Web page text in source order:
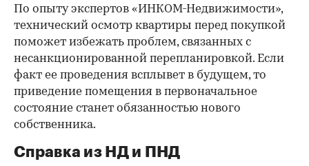
По опыту экспертов «ИНКОМ-Недвижимости»,
технический осмотр квартиры перед покупкой
поможет избежать проблем, связанных с
несанкционированной перепланировкой. Если
факт ее проведения всплывет в будущем, то
приведение помещения в первоначальное
состояние станет обязанностью нового
собственника.
Справка из НД и ПНД